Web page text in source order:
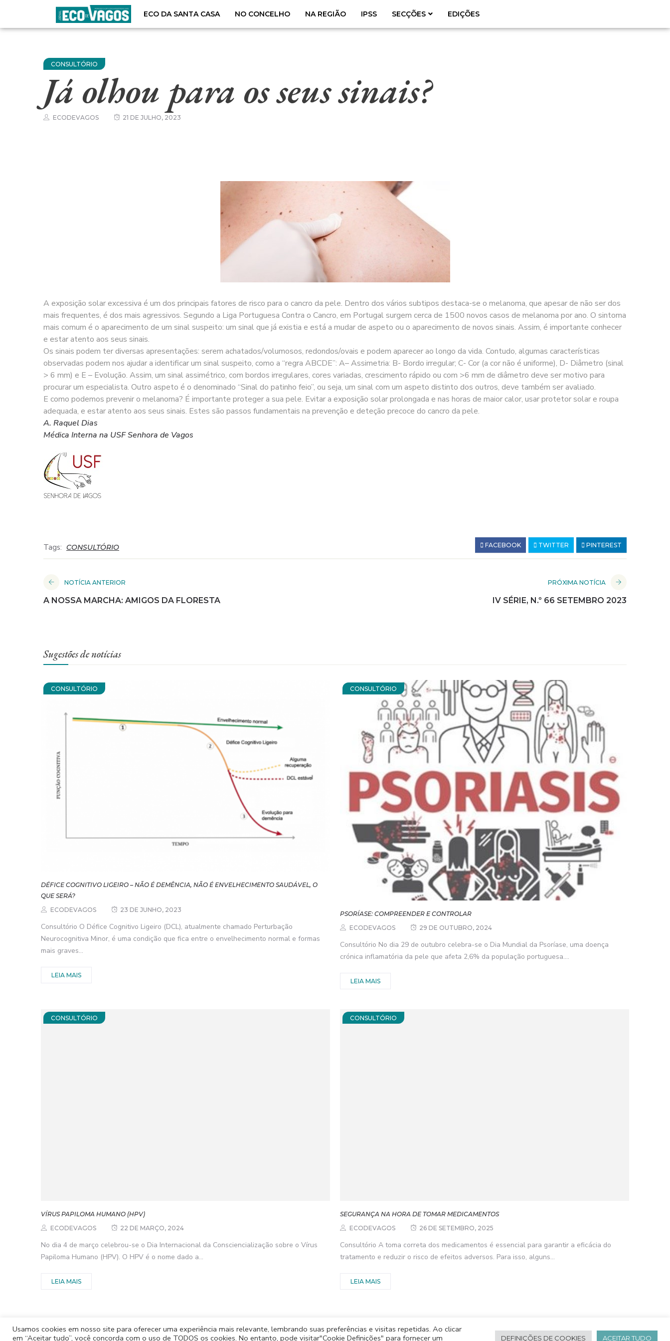
ECO DA SANTA CASA NO CONCELHO NA REGIÃO IPSS SECÇÕES EDIÇÕES
CONSULTÓRIO
Já olhou para os seus sinais?
ECODEVAGOS 21 DE JULHO, 2023
A exposição solar excessiva é um dos principais fatores de risco para o cancro da pele. Dentro dos vários subtipos destaca-se o melanoma, que apesar de não ser dos
mais frequentes, é dos mais agressivos. Segundo a Liga Portuguesa Contra o Cancro, em Portugal surgem cerca de 1500 novos casos de melanoma por ano. O sintoma
mais comum é o aparecimento de um sinal suspeito: um sinal que já existia e está a mudar de aspeto ou o aparecimento de novos sinais. Assim, é importante conhecer
e estar atento aos seus sinais.
Os sinais podem ter diversas apresentações: serem achatados/volumosos, redondos/ovais e podem aparecer ao longo da vida. Contudo, algumas características
observadas podem nos ajudar a identificar um sinal suspeito, como a “regra ABCDE”: A– Assimetria: B- Bordo irregular; C- Cor (a cor não é uniforme), D- Diâmetro (sinal
> 6 mm) e E – Evolução. Assim, um sinal assimétrico, com bordos irregulares, cores variadas, crescimento rápido ou com >6 mm de diâmetro deve ser motivo para
procurar um especialista. Outro aspeto é o denominado “Sinal do patinho feio”, ou seja, um sinal com um aspeto distinto dos outros, deve também ser avaliado.
E como podemos prevenir o melanoma? É importante proteger a sua pele. Evitar a exposição solar prolongada e nas horas de maior calor, usar protetor solar e roupa
adequada, e estar atento aos seus sinais. Estes são passos fundamentais na prevenção e deteção precoce do cancro da pele.
A. Raquel Dias
Médica Interna na USF Senhora de Vagos
Tags: CONSULTÓRIO FACEBOOK TWITTER PINTEREST
NOTÍCIA ANTERIOR
A NOSSA MARCHA: AMIGOS DA FLORESTA
PRÓXIMA NOTÍCIA
IV SÉRIE, N.º 66 SETEMBRO 2023
Sugestões de notícias
CONSULTÓRIO
DÉFICE COGNITIVO LIGEIRO – NÃO É DEMÊNCIA, NÃO É ENVELHECIMENTO SAUDÁVEL, O
QUE SERÁ?
ECODEVAGOS
23 DE JUNHO, 2023
Consultório O Défice Cognitivo Ligeiro (DCL), atualmente chamado Perturbação
Neurocognitiva Minor, é uma condição que fica entre o envelhecimento normal e formas
mais graves...
LEIA MAIS
CONSULTÓRIO
PSORÍASE: COMPREENDER E CONTROLAR
ECODEVAGOS
29 DE OUTUBRO, 2024
Consultório No dia 29 de outubro celebra-se o Dia Mundial da Psoríase, uma doença
crónica inflamatória da pele que afeta 2,6% da população portuguesa....
LEIA MAIS
CONSULTÓRIO
VÍRUS PAPILOMA HUMANO (HPV)
ECODEVAGOS
22 DE MARÇO, 2024
No dia 4 de março celebrou-se o Dia Internacional da Consciencialização sobre o Vírus
Papiloma Humano (HPV). O HPV é o nome dado a...
LEIA MAIS
CONSULTÓRIO
SEGURANÇA NA HORA DE TOMAR MEDICAMENTOS
ECODEVAGOS
26 DE SETEMBRO, 2025
Consultório A toma correta dos medicamentos é essencial para garantir a eficácia do
tratamento e reduzir o risco de efeitos adversos. Para isso, alguns...
LEIA MAIS
Usamos cookies em nosso site para oferecer uma experiência mais relevante, lembrando suas preferências e visitas repetidas. Ao clicar
em “Aceitar tudo”, você concorda com o uso de TODOS os cookies. No entanto, pode visitar"Cookie Definições" para fornecer um
DEFINIÇÕES DE COOKIES ACEITAR TUDO